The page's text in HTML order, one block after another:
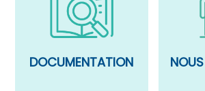
DOCUMENTATION